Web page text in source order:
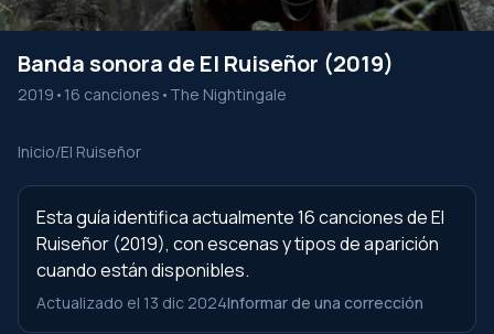
Banda sonora de El Ruiseñor (2019)
2019 • 16 canciones • The Nightingale
Inicio/El Ruiseñor
Esta guía identifica actualmente 16 canciones de El
Ruiseñor (2019), con escenas y tipos de aparición
cuando están disponibles.
Actualizado el 13 dic 2024Informar de una corrección